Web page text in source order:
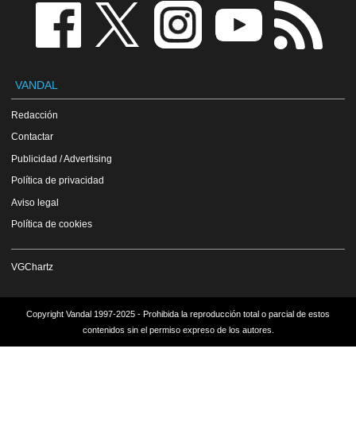
VANDAL
Redacción
Contactar
Publicidad / Advertising
Política de privacidad
Aviso legal
Política de cookies
VGChartz
Copyright Vandal 1997-2025 - Prohibida la reproducción total o parcial de estos
contenidos sin el permiso expreso de los autores.